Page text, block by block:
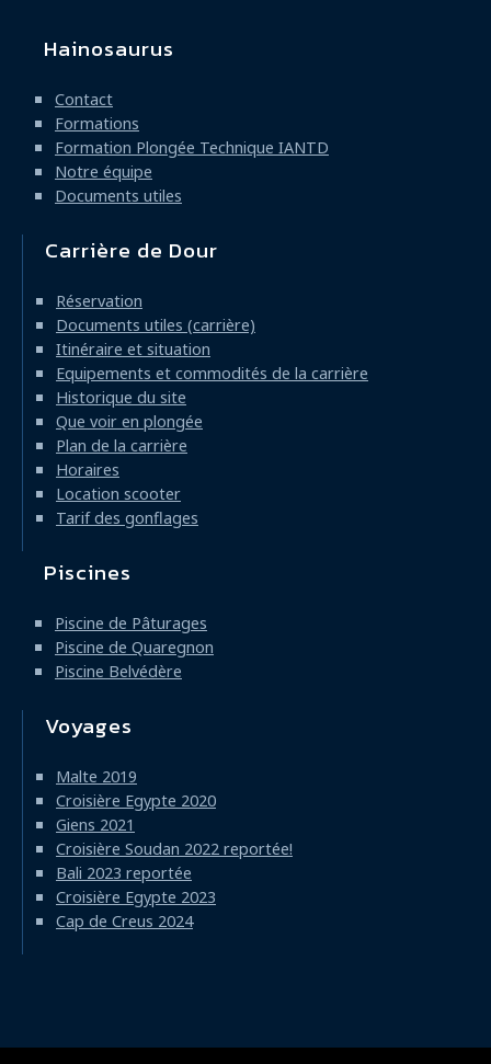
Navigation
principale
Hainosaurus
Contact
Formations
Formation Plongée Technique IANTD
Notre équipe
Documents utiles
Carrière de Dour
Réservation
Documents utiles (carrière)
Itinéraire et situation
Equipements et commodités de la carrière
Historique du site
Que voir en plongée
Plan de la carrière
Horaires
Location scooter
Tarif des gonflages
Piscines
Piscine de Pâturages
Piscine de Quaregnon
Piscine Belvédère
Voyages
Malte 2019
Croisière Egypte 2020
Giens 2021
Croisière Soudan 2022 reportée!
Bali 2023 reportée
Croisière Egypte 2023
Cap de Creus 2024